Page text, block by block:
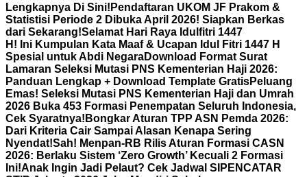
Lengkapnya Di Sini! Pendaftaran UKOM JF Prakom &
Statistisi Periode 2 Dibuka April 2026! Siapkan Berkas
dari Sekarang!Selamat Hari Raya Idulfitri 1447
H! Ini Kumpulan Kata Maaf & Ucapan Idul Fitri 1447 H
Spesial untuk Abdi NegaraDownload Format Surat
Lamaran Seleksi Mutasi PNS Kementerian Haji 2026:
Panduan Lengkap + Download Template GratisPeluang
Emas! Seleksi Mutasi PNS Kementerian Haji dan Umrah
2026 Buka 453 Formasi Penempatan Seluruh Indonesia,
Cek Syaratnya! Bongkar Aturan TPP ASN Pemda 2026:
Dari Kriteria Cair Sampai Alasan Kenapa Sering
Nyendat!Sah! Menpan-RB Rilis Aturan Formasi CASN
2026: Berlaku Sistem ‘Zero Growth’ Kecuali 2 Formasi
Ini!Anak Ingin Jadi Pelaut? Cek Jadwal SIPENCATAR